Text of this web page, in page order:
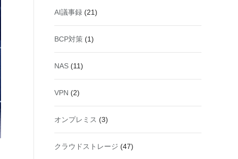
AI議事録 (21)
BCP対策 (1)
NAS (11)
VPN (2)
オンプレミス (3)
クラウドストレージ (47)